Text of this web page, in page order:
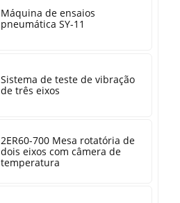
Máquina de ensaios
pneumática SY-11
Sistema de teste de vibração
de três eixos
2ER60-700 Mesa rotatória de
dois eixos com câmera de
temperatura